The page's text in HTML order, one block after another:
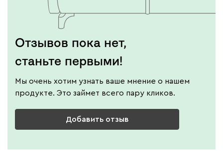
Отзывов пока нет,
станьте первыми!
Мы очень хотим узнать ваше мнение о нашем
продукте. Это займет всего пару кликов.
Добавить отзыв